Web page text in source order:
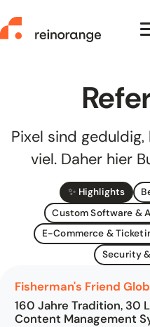
Leistungen
Referenzen
Über uns
Kontakt
Pixel sind
viel. Daher hier
✨ Highlights
Custom Software &
E-Commerce &
Security
Fisherman's Friend
160 Jahre Tradition, 30
Content Management